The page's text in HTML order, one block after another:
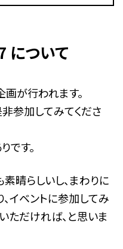
について
が行われます。
参加してみてくださ
です。
晴らしいし、まわりに
、イベントに参加してみ
ただければ、と思いま